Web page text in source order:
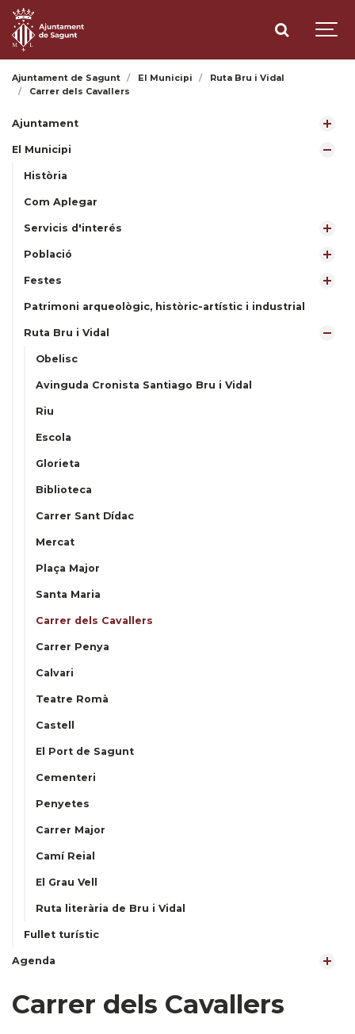
Ajuntament de Sagunt El Municipi
Ruta Bru i Vidal
Carrer dels Cavallers
Ajuntament
El Municipi
Història
Com Aplegar
Servicis d'interés
Població
Festes
Patrimoni arqueològic, històric-artístic i industrial
Ruta Bru i Vidal
Obelisc
Avinguda Cronista Santiago Bru i Vidal
Riu
Escola
Glorieta
Biblioteca
Carrer Sant Dídac
Mercat
Plaça Major
Santa Maria
Carrer dels Cavallers
Carrer Penya
Calvari
Teatre Romà
Castell
El Port de Sagunt
Cementeri
Penyetes
Carrer Major
Camí Reial
El Grau Vell
Ruta literària de Bru i Vidal
Fullet turístic
Agenda
Carrer dels Cavallers